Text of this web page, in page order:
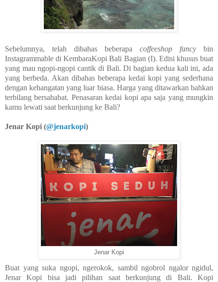
Sebelumnya, telah dibahas beberapa coffeeshop fancy bin
Instagrammable di KembaraKopi Bali Bagian (I). Edisi khusus buat
yang mau ngopi-ngopi cantik di Bali. Di bagian kedua kali ini, ada
yang berbeda. Akan dibahas beberapa kedai kopi yang sederhana
dengan kehangatan yang luar biasa. Harga yang ditawarkan bahkan
terbilang bersahabat. Penasaran kedai kopi apa saja yang mungkin
kamu lewati saat berkunjung ke Bali?
Jenar Kopi (@jenarkopi)
Jenar Kopi
Buat yang suka ngopi, ngerokok, sambil ngobrol ngalor ngidul,
Jenar Kopi bisa jadi pilihan saat berkunjung di Bali. Kopi